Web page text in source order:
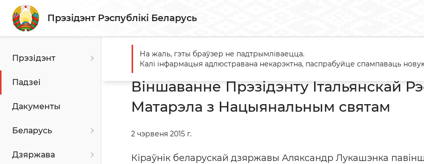
Прэзідэнт Рэспублікі Беларусь
Прэзідэнт
Падзеі
Дакументы
Беларусь
Дзяржава
Галоўная Падзеі Віншаванне Прэзідэнту Італьянскай Рэспублікі Серджыа
Віншаванне Прэзідэнту Італьянскай
Матарэла з Нацыянальным святам
2 чэрвеня 2015 г.
Кіраўнік беларускай дзяржавы Аляксандр Лукашэнка
На жаль, гэты браўзер не падтрымліваецца.
Калі інфармацыя адлюстравана некарэктна, паспрабуйце спампаваць